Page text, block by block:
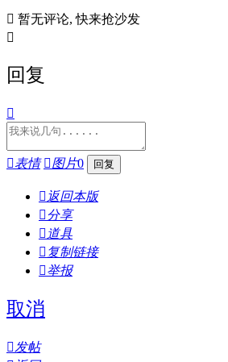
 暂无评论, 快来抢沙发

回复

表情 图片0
 返回本版
分享
 道具
 复制链接
举报
取消
发帖